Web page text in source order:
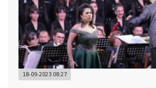
18-09-2023 08:27